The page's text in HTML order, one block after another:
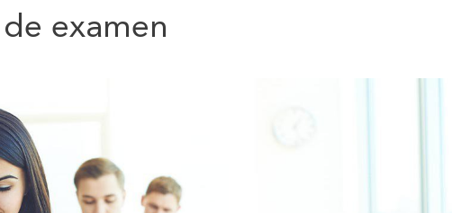
examen